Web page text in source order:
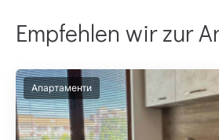
Empfehlen wir zur
Апартаменти